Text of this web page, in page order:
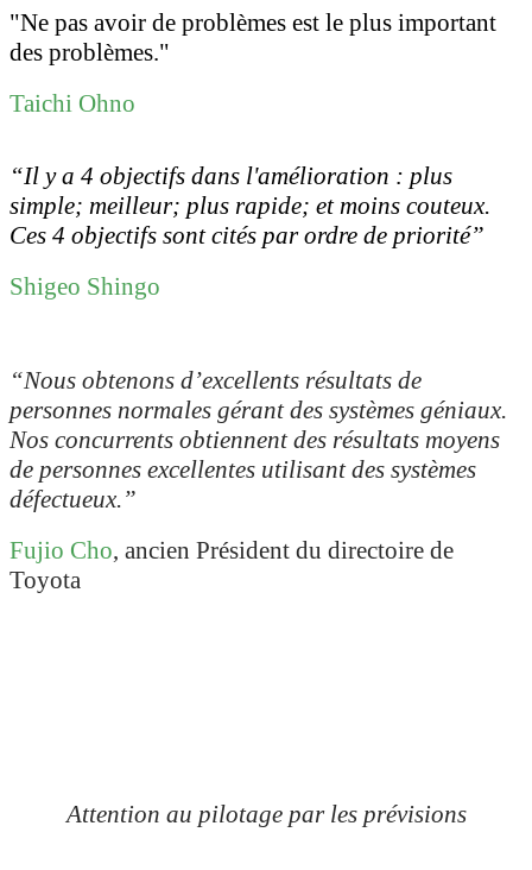
"Ne pas avoir de problèmes est le plus important
des problèmes."
Taichi Ohno
“Il y a 4 objectifs dans l'amélioration : plus
simple; meilleur; plus rapide; et moins couteux.
Ces 4 objectifs sont cités par ordre de priorité”
Shigeo Shingo
“Nous obtenons d’excellents résultats de
personnes normales gérant des systèmes géniaux.
Nos concurrents obtiennent des résultats moyens
de personnes excellentes utilisant des systèmes
défectueux.”
Fujio Cho, ancien Président du directoire de
Toyota
Attention au pilotage par les prévisions